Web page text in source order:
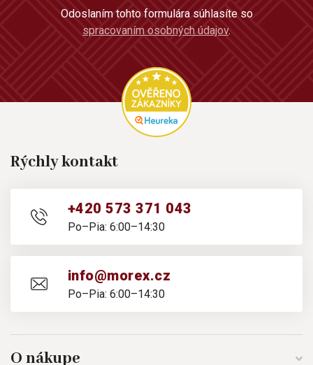
Odoslaním tohto formulára súhlasíte so
spracovaním osobných údajov.
Rýchly kontakt
+420 573 371 043
Po–Pia: 6:00–14:30
info@morex.cz
Po–Pia: 6:00–14:30
O nákupe